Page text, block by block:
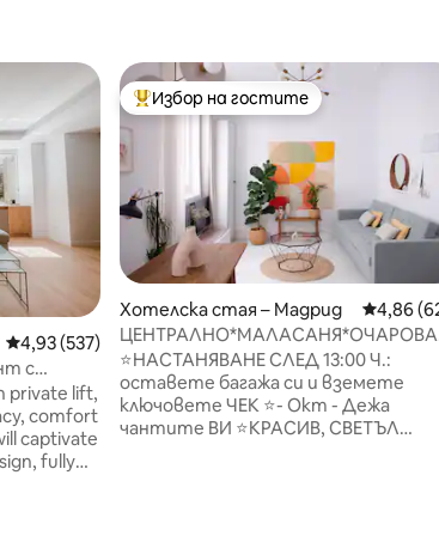
Средна оценка: 4,93 от 5, 537 отзива
4,93 (537)
с
private lift,
comfort
captivate
fully
Най-популярен избор на гостите
Избор на гостите
Хотелска стая – Мадрид Средна
4,86
РАННО НАСТАНЯВАНЕ
⭐️НАСТАНЯВАНЕ СЛЕД 13:00 Ч.:
оставете багажа си и вземете
ключовете ЧЕК ⭐- Окт - Дежа
чантите ВИ ⭐КРАСИВ, СВЕТЪЛ